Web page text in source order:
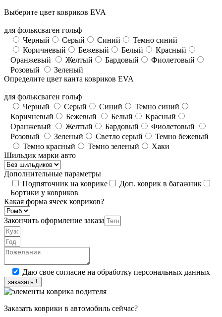
Выберите цвет ковриков EVA
для фольксваген гольф
Черный
Серый Синий
Темно синий
Коричневый
Бежевый Белый
Красный
Оранжевый
Желтый Бардовый
Фиолетовый
Розовый
Зеленый
Определите цвет канта ковриков EVA
для фольксваген гольф
Черный
Серый Синий
Темно синий
Коричневый
Бежевый Белый
Красный
Оранжевый
Желтый Бардовый
Фиолетовый
Розовый
Зеленый Светло серый
Темно бежевый
Темно красный
Темно зеленый
Хаки
Шильдик марки авто
Дополнительные параметры
Подпяточник на коврике
Доп. коврик в багажник
Бортики у ковриков
Какая форма ячеек ковриков?
Закончить оформление заказа
Даю свое согласие на обработку персональных данных
заказать !
Заказать коврики в автомобиль сейчас?